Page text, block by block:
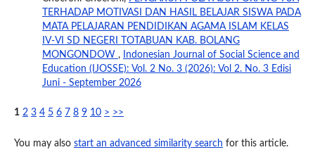
TERHADAP MOTIVASI DAN HASIL BELAJAR SISWA PADA
MATA PELAJARAN PENDIDIKAN AGAMA ISLAM KELAS
IV-VI SD NEGERI TOTABUAN KAB. BOLANG
MONGONDOW ,
Indonesian Journal of Social Science and
Education (IJOSSE): Vol. 2 No. 3 (2026): Vol 2. No. 3 Edisi
Juni - September 2026
1 2 3 4 5 6 7 8 9 10 > >>
You may also start an advanced similarity search for this article.